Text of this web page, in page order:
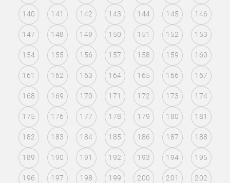
140 141 142 143 144 145 146
147 148 149 150 151 152 153
154 155 156 157 158 159 160
161 162 163 164 165 166 167
168 169 170 171 172 173 174
175 176 177 178 179 180 181
182 183 184 185 186 187 188
189 190 191 192 193 194 195
196 197 198 199 200 201 202